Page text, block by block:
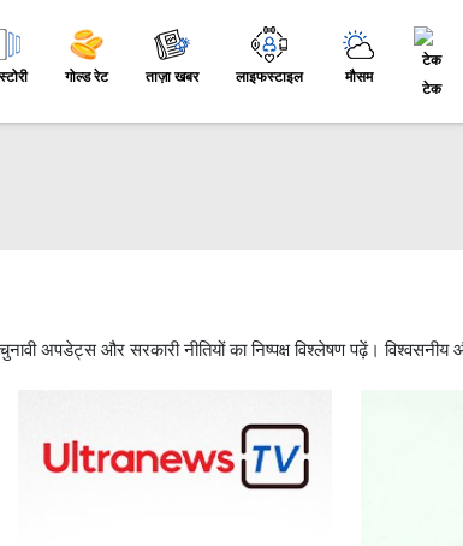
गोल्ड रेट ताज़ा खबर लाइफस्टाइल मौसम
टेक
अपडेट्स और सरकारी नीतियों का निष्पक्ष विश्लेषण पढ़ें।